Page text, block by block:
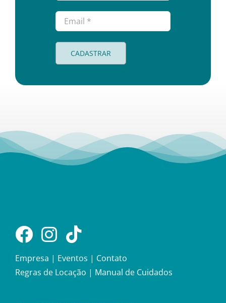
CADASTRAR
Empresa | Eventos | Contato
Regras de Locação | Manual de Cuidados